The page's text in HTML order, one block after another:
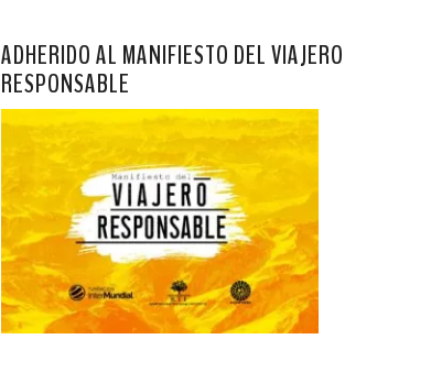
ADHERIDO AL MANIFIESTO DEL VIAJERO
RESPONSABLE